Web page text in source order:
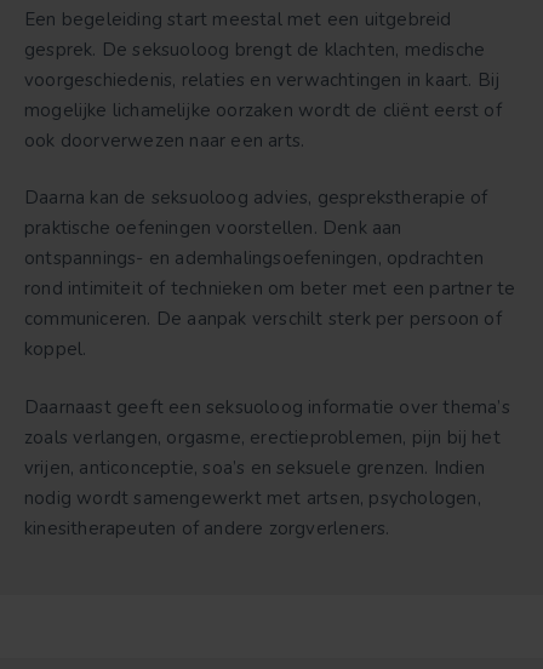
Een begeleiding start meestal met een uitgebreid
gesprek. De seksuoloog brengt de klachten, medische
voorgeschiedenis, relaties en verwachtingen in kaart. Bij
mogelijke lichamelijke oorzaken wordt de cliënt eerst of
ook doorverwezen naar een arts.
Daarna kan de seksuoloog advies, gesprekstherapie of
praktische oefeningen voorstellen. Denk aan
ontspannings- en ademhalingsoefeningen, opdrachten
rond intimiteit of technieken om beter met een partner te
communiceren. De aanpak verschilt sterk per persoon of
koppel.
Daarnaast geeft een seksuoloog informatie over thema’s
zoals verlangen, orgasme, erectieproblemen, pijn bij het
vrijen, anticonceptie, soa’s en seksuele grenzen. Indien
nodig wordt samengewerkt met artsen, psychologen,
kinesitherapeuten of andere zorgverleners.